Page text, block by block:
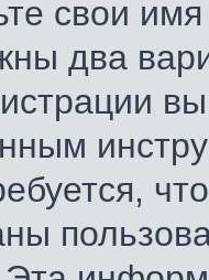
свои
два